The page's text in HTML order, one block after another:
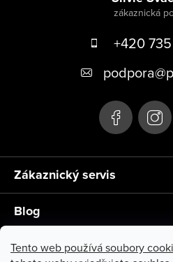
Tento web používá soubory
+420
podpora@
Zákaznický servis
Blog
Instagram